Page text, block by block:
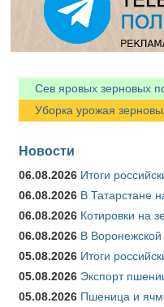
Сев яровых зерновых
Уборка урожая
Новости
06.08.2026 Итоги
06.08.2026 В Татарстане
06.08.2026 Котировки на
06.08.2026 В
05.08.2026 Итоги
05.08.2026 Экспорт
05.08.2026 Пшеница и